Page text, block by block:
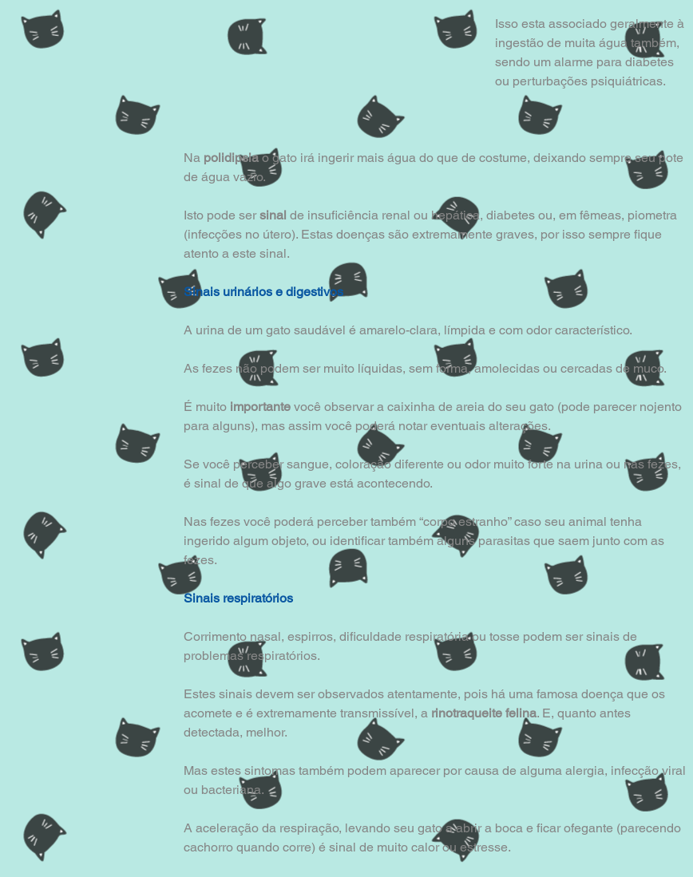
Isso esta associado geralmente à
ingestão de muita água também,
sendo um alarme para diabetes
ou perturbações psiquiátricas.
Na polidipsia o gato irá ingerir mais água do que de costume, deixando sempre seu pote
de água vazio.
Isto pode ser sinal de insuficiência renal ou hepática, diabetes ou, em fêmeas, piometra
(infecções no útero). Estas doenças são extremamente graves, por isso sempre fique
atento a este sinal.
Sinais urinários e digestivos
A urina de um gato saudável é amarelo-clara, límpida e com odor característico.
As fezes não podem ser muito líquidas, sem forma, amolecidas ou cercadas de muco.
É muito importante você observar a caixinha de areia do seu gato (pode parecer nojento
para alguns), mas assim você poderá notar eventuais alterações.
Se você perceber sangue, coloração diferente ou odor muito forte na urina ou nas fezes,
é sinal de que algo grave está acontecendo.
Nas fezes você poderá perceber também “corpo estranho” caso seu animal tenha
ingerido algum objeto, ou identificar também alguns parasitas que saem junto com as
fezes.
Sinais respiratórios
Corrimento nasal, espirros, dificuldade respiratória ou tosse podem ser sinais de
problemas respiratórios.
Estes sinais devem ser observados atentamente, pois há uma famosa doença que os
acomete e é extremamente transmissível, a rinotraqueite felina. E, quanto antes
detectada, melhor.
Mas estes sintomas também podem aparecer por causa de alguma alergia, infecção viral
ou bacteriana.
A aceleração da respiração, levando seu gato a abrir a boca e ficar ofegante (parecendo
cachorro quando corre) é sinal de muito calor ou estresse.